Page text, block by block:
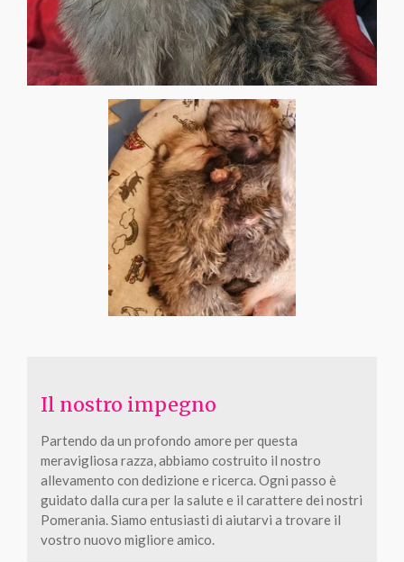
Il nostro impegno
Partendo da un profondo amore per questa
meravigliosa razza, abbiamo costruito il nostro
allevamento con dedizione e ricerca. Ogni passo è
guidato dalla cura per la salute e il carattere dei nostri
Pomerania. Siamo entusiasti di aiutarvi a trovare il
vostro nuovo migliore amico.